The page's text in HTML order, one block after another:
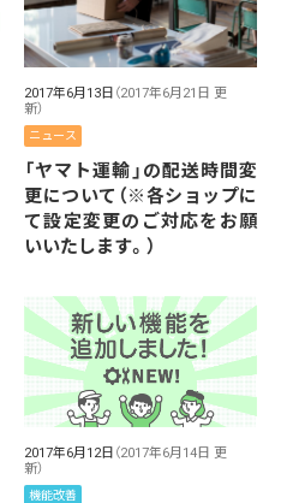
2017年6月13日 （2017年6月21日 更
新）
ニュース
「ヤマト運輸」の配送時間変
更について（※各ショップに
て設定変更のご対応をお願
いいたします。）
2017年6月12日 （2017年6月14日 更
新）
機能改善